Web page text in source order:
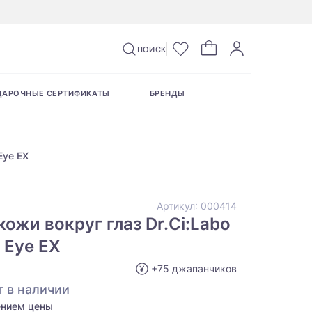
ПОИСК
СЕРТИФИКАТЫ БРЕНДЫ
EX
Артикул: 000414
вокруг глаз Dr.Ci:Labo
EX
+75 джапанчиков
в наличии
цены